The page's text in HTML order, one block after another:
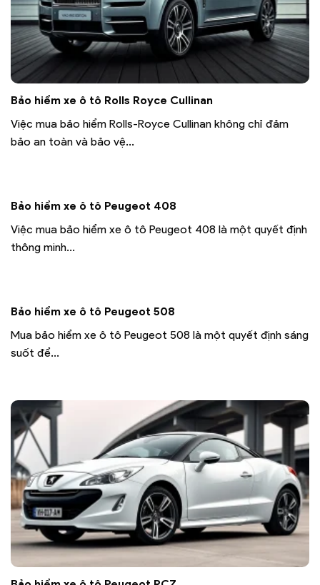
Bảo hiểm xe ô tô Rolls Royce Cullinan
Việc mua bảo hiểm Rolls-Royce Cullinan không chỉ đảm
bảo an toàn và bảo vệ...
Bảo hiểm xe ô tô Peugeot 408
Việc mua bảo hiểm xe ô tô Peugeot 408 là một quyết định
thông minh...
Bảo hiểm xe ô tô Peugeot 508
Mua bảo hiểm xe ô tô Peugeot 508 là một quyết định sáng
suốt để...